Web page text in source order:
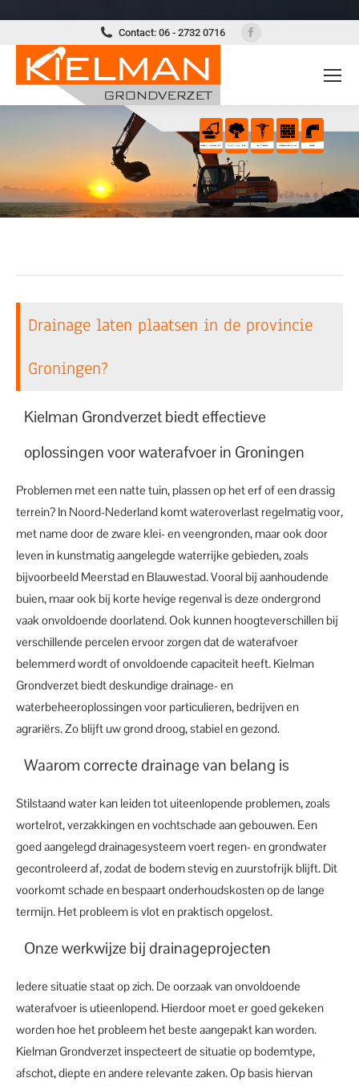
Contact: 06 - 2732 0716
window
Drainage laten plaatsen in de provincie
Groningen?
Kielman Grondverzet biedt effectieve
oplossingen voor waterafvoer in Groningen
Problemen met een natte tuin, plassen op het erf of een drassig
terrein? In Noord-Nederland komt wateroverlast regelmatig voor,
met name door de zware klei- en veengronden, maar ook door
leven in kunstmatig aangelegde waterrijke gebieden, zoals
bijvoorbeeld Meerstad en Blauwestad. Vooral bij aanhoudende
buien, maar ook bij korte hevige regenval is deze ondergrond
vaak onvoldoende doorlatend. Ook kunnen hoogteverschillen bij
verschillende percelen ervoor zorgen dat de waterafvoer
belemmerd wordt of onvoldoende capaciteit heeft. Kielman
Grondverzet biedt deskundige drainage- en
waterbeheeroplossingen voor particulieren, bedrijven en
agrariërs. Zo blijft uw grond droog, stabiel en gezond.
Waarom correcte drainage van belang is
Stilstaand water kan leiden tot uiteenlopende problemen, zoals
wortelrot, verzakkingen en vochtschade aan gebouwen. Een
goed aangelegd drainagesysteem voert regen- en grondwater
gecontroleerd af, zodat de bodem stevig en zuurstofrijk blijft. Dit
voorkomt schade en bespaart onderhoudskosten op de lange
termijn. Het probleem is vlot en praktisch opgelost.
Onze werkwijze bij drainageprojecten
Iedere situatie staat op zich. De oorzaak van onvoldoende
waterafvoer is utieenlopend. Hierdoor moet er goed gekeken
worden hoe het probleem het beste aangepakt kan worden.
Kielman Grondverzet inspecteert de situatie op bodemtype,
afschot, diepte en andere relevante zaken. Op basis hiervan